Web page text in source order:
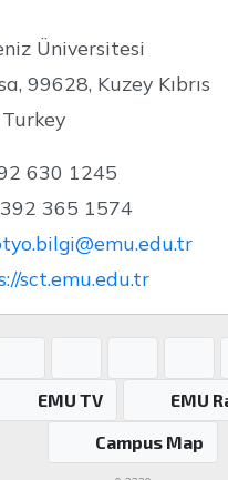
Üniversitesi
99628, Kuzey Kıbrıs
630 1245
365 1574
sct.emu.edu.tr
EMU TV
EMU
Campus Map